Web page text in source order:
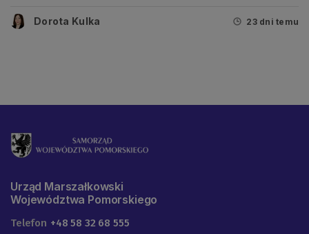
Dorota Kulka 23 dni temu
Urząd Marszałkowski
Województwa Pomorskiego
Telefon +48 58 32 68 555